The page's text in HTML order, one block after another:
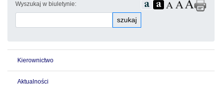
Wyszukaj w biuletynie:
szukaj
Kierownictwo
Aktualności